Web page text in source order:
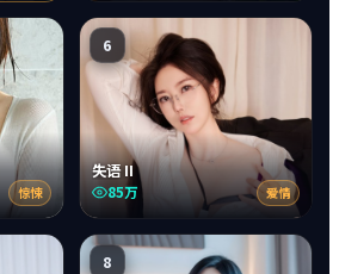
惊悚
6
失语 II
85万 爱情
8